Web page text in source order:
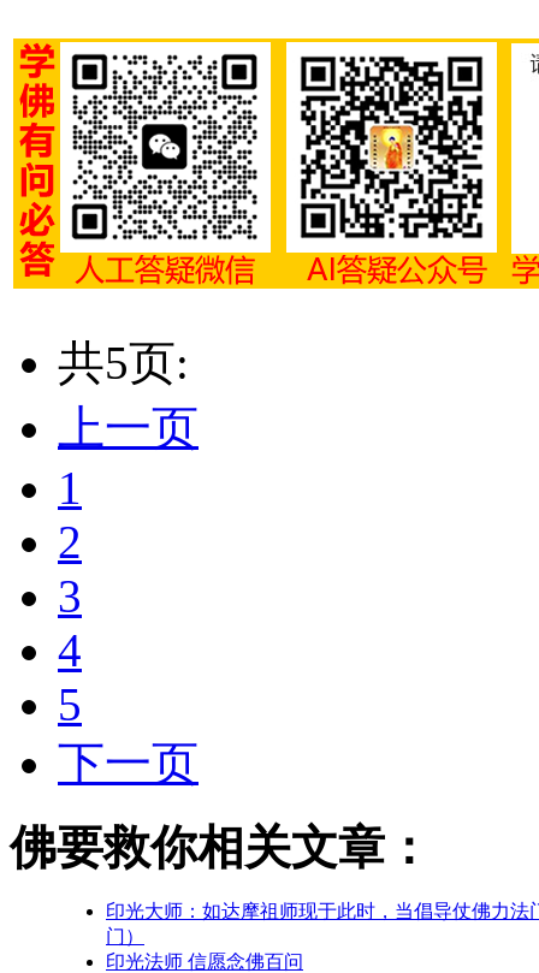
共5页:
上一页
1
2
3
4
5
下一页
佛要救你相关文章：
印光大师：如达摩祖师现于此时，当倡导仗佛力法
门）
印光法师 信愿念佛百问